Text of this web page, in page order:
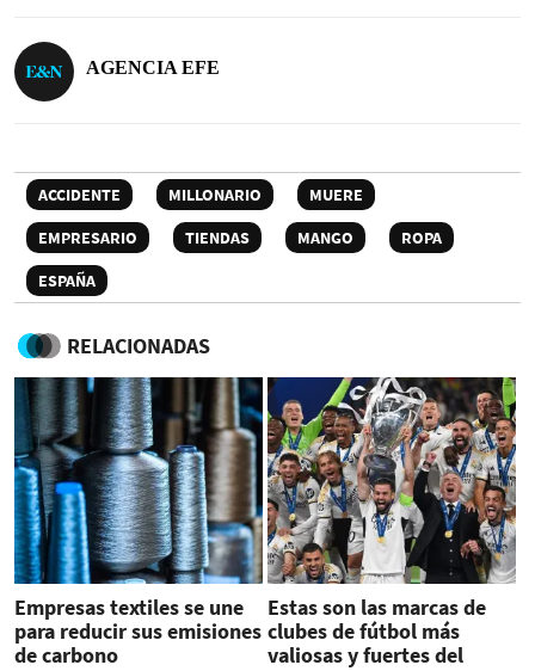
AGENCIA EFE
ACCIDENTE MILLONARIO
MUERE
EMPRESARIO
TIENDAS MANGO
ROPA
ESPAÑA
RELACIONADAS
Empresas textiles se une
para reducir sus emisiones
de carbono
Estas son las marcas de
clubes de fútbol más
valiosas y fuertes del